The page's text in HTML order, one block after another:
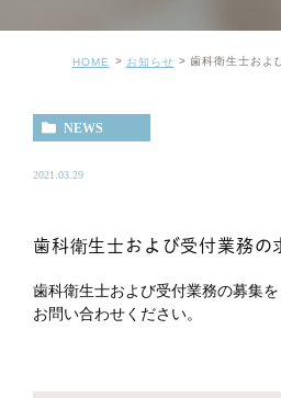
HOME お知らせ 歯科衛生士およ
NEWS
2021.03.29
歯科衛生士および受付業務の
歯科衛生士および受付業務の募集
お問い合わせください。